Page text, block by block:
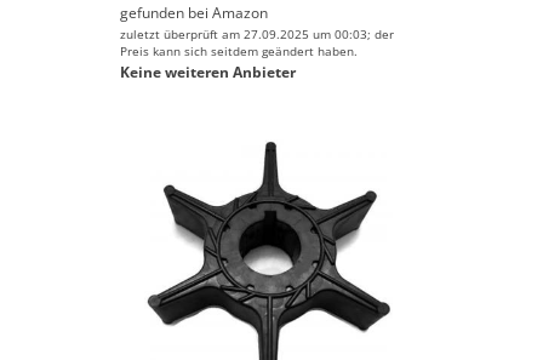
gefunden bei Amazon
zuletzt überprüft am 27.09.2025 um 00:03; der
Preis kann sich seitdem geändert haben.
Keine weiteren Anbieter